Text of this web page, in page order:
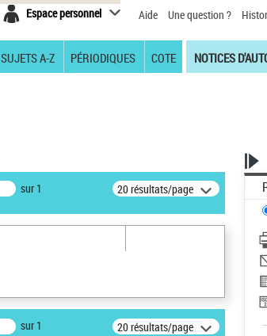
Espace personnel Aide Une question ?
SUJETS A-Z PÉRIODIQUES COTE NOTICES
sur 1 20 résultats/page
sur 1 20 résultats/page